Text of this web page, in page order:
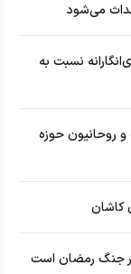
می‌شود
نسبت به
و روحانیون حوزه
کاشان
جنگ رمضان است